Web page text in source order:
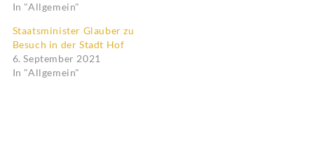
In "Allgemein"
Staatsminister Glauber zu
Besuch in der Stadt Hof
6. September 2021
In "Allgemein"